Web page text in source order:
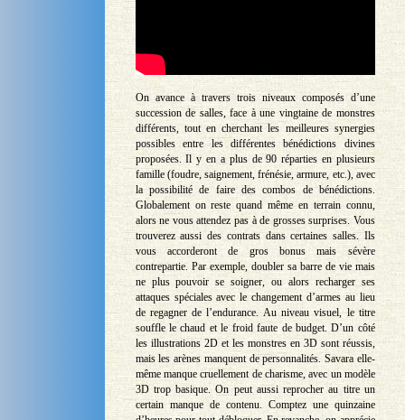
On avance à travers trois niveaux composés d’une
succession de salles, face à une vingtaine de monstres
différents, tout en cherchant les meilleures synergies
possibles entre les différentes bénédictions divines
proposées. Il y en a plus de 90 réparties en plusieurs
famille (foudre, saignement, frénésie, armure, etc.), avec
la possibilité de faire des combos de bénédictions.
Globalement on reste quand même en terrain connu,
alors ne vous attendez pas à de grosses surprises. Vous
trouverez aussi des contrats dans certaines salles. Ils
vous accorderont de gros bonus mais sévère
contrepartie. Par exemple, doubler sa barre de vie mais
ne plus pouvoir se soigner, ou alors recharger ses
attaques spéciales avec le changement d’armes au lieu
de regagner de l’endurance. Au niveau visuel, le titre
souffle le chaud et le froid faute de budget. D’un côté
les illustrations 2D et les monstres en 3D sont réussis,
mais les arènes manquent de personnalités. Savara elle-
même manque cruellement de charisme, avec un modèle
3D trop basique. On peut aussi reprocher au titre un
certain manque de contenu. Comptez une quinzaine